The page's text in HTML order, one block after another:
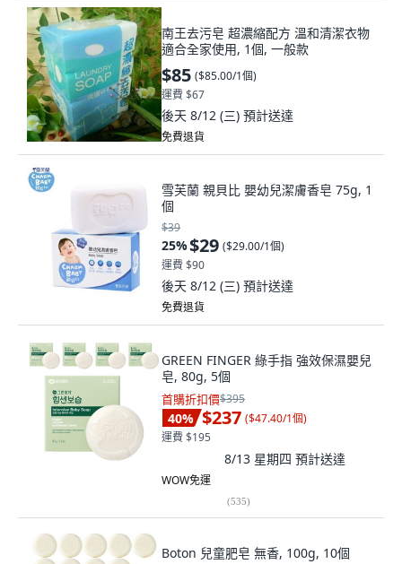
南王去污皂 超濃縮配方 溫和清潔衣物
適合全家使用, 1個, 一般款
$85 ($85.00/1個)
運費 $67
後天 8/12 (三) 預計送達
免費退貨
雪芙蘭 親貝比 嬰幼兒潔膚香皂 75g, 1
個
$39
25%$29 ($29.00/1個)
運費 $90
後天 8/12 (三) 預計送達
免費退貨
GREEN FINGER 綠手指 強效保濕嬰兒
皂, 80g, 5個
首購折扣價$395
40% $237 ($47.40/1個)
運費 $195
8/13 星期四 預計送達
WOW免運
(535)
Boton 兒童肥皂 無香, 100g, 10個